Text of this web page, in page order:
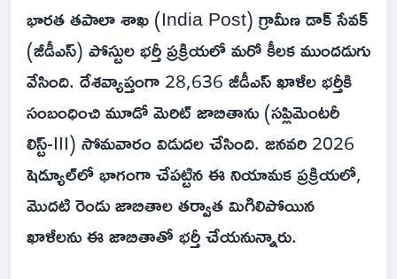
భారత తపాలా శాఖ (India Post) గ్రామీణ డాక్ సేవక్
(జీడీఎస్) పోస్టుల భర్తీ ప్రక్రియలో మరో కీలక ముందడుగు
వేసింది. దేశవ్యాప్తంగా 28,636 జీడీఎస్ ఖాళీల భర్తీకి
సంబంధించి మూడో మెరిట్ జాబితాను (సప్లిమెంటరీ
లిస్ట్-III) సోమవారం విడుదల చేసింది. జనవరి 2026
షెడ్యూల్‌లో భాగంగా చేపట్టిన ఈ నియామక ప్రక్రియలో,
మొదటి రెండు జాబితాల తర్వాత మిగిలిపోయిన
ఖాళీలను ఈ జాబితాతో భర్తీ చేయనున్నారు.